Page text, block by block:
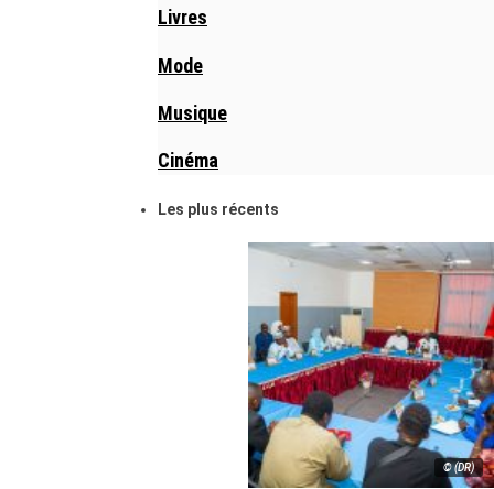
Livres
Mode
Musique
Cinéma
Les plus récents
© (DR)